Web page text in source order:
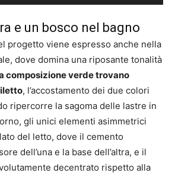
e un bosco nel bagno
progetto viene espresso anche nella
dove domina una riposante tonalità
composizione verde trovano
, l’accostamento dei due colori
ripercorre la sagoma delle lastre in
gli unici elementi asimmetrici
del letto, dove il cemento
dell’una e la base dell’altra, e il
decentrato rispetto alla